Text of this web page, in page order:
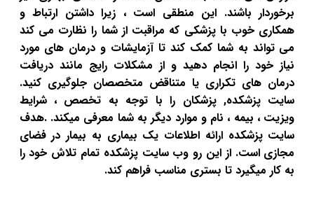
برخوردار باشند. این منطقی است ، زیرا داشتن ارتباط و
همکاری خوب با پزشکی که مراقبت از شما را نظارت می کند
می تواند به شما کمک کند تا آزمایشات و درمان های مورد
نیاز خود را انجام دهید و از مشکلات رایج مانند دریافت
درمان های تکراری یا متناقض متخصصان جلوگیری کنید.
سایت پزشکده, پزشکان را با توجه به تخصص ، شرایط
ویزیت ، بیمه ، نام و موارد دیگر به شما معرفی میکند. .هدف
سایت پزشکده ارائه اطلاعات یک بیماری به بیمار در فضای
مجازی است. از این رو وب سایت پزشکده تمام تلاش خود را
به کار میگیرد تا بستری مناسب فراهم کند.